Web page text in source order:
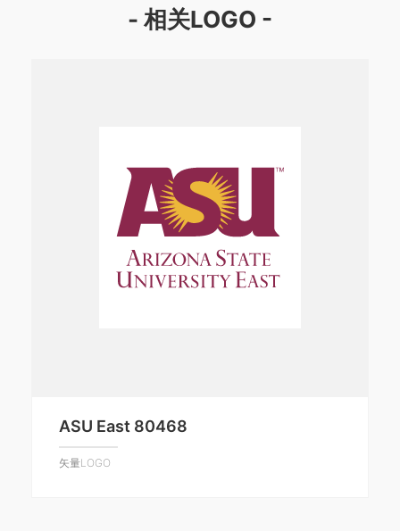
- 相关LOGO -
ASU East 80468
矢量LOGO